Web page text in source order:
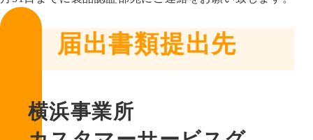
届出書類提出先
横浜事業所